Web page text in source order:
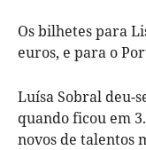
Os bilhetes para
euros, e para o
Luísa Sobral deu-
quando ficou em
novos de talentos